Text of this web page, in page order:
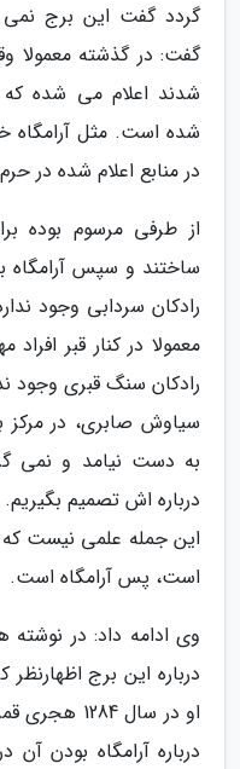
گردد گفت این برج نمی
گفت: در گذشته معمولا
شدند اعلام می شده
شده است. مثل
در منابع اعلام شده در
از طرفی مرسوم بوده
ساختند و سپس آرامگاه
رادکان سردابی وجود
معمولا در کنار قبر
رادکان سنگ قبری وجود
سیاوش صابری، در مرکز
به دست نیامد و نمی
درباره اش تصمیم
این جمله علمی نیست
است، پس آرامگاه است.
وی ادامه داد: در
درباره این برج
او در سال
درباره آرامگاه بودن